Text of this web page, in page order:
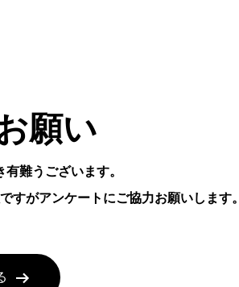
願い
難うございます。
すがアンケートにご協力お願いします。